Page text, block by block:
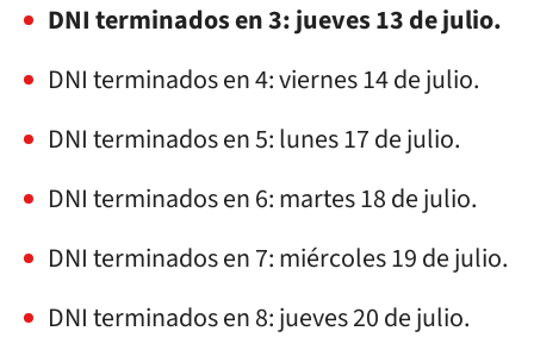
DNI terminados en 3: jueves 13 de julio.
DNI terminados en 4: viernes 14 de julio.
DNI terminados en 5: lunes 17 de julio.
DNI terminados en 6: martes 18 de julio.
DNI terminados en 7: miércoles 19 de julio.
DNI terminados en 8: jueves 20 de julio.